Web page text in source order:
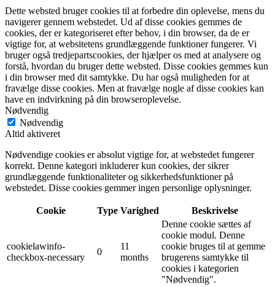
Dette websted bruger cookies til at forbedre din oplevelse, mens du
navigerer gennem webstedet. Ud af disse cookies gemmes de
cookies, der er kategoriseret efter behov, i din browser, da de er
vigtige for, at websitetens grundlæggende funktioner fungerer. Vi
bruger også tredjepartscookies, der hjælper os med at analysere og
forstå, hvordan du bruger dette websted. Disse cookies gemmes kun
i din browser med dit samtykke. Du har også muligheden for at
fravælge disse cookies. Men at fravælge nogle af disse cookies kan
have en indvirkning på din browseroplevelse.
Nødvendig
Nødvendig
Altid aktiveret
Nødvendige cookies er absolut vigtige for, at webstedet fungerer
korrekt. Denne kategori inkluderer kun cookies, der sikrer
grundlæggende funktionaliteter og sikkerhedsfunktioner på
webstedet. Disse cookies gemmer ingen personlige oplysninger.
Cookie Type Varighed Beskrivelse
cookielawinfo-
checkbox-necessary
0
11
months
Denne cookie sættes af
cookie modul. Denne
cookie bruges til at gemme
brugerens samtykke til
cookies i kategorien
"Nødvendig".